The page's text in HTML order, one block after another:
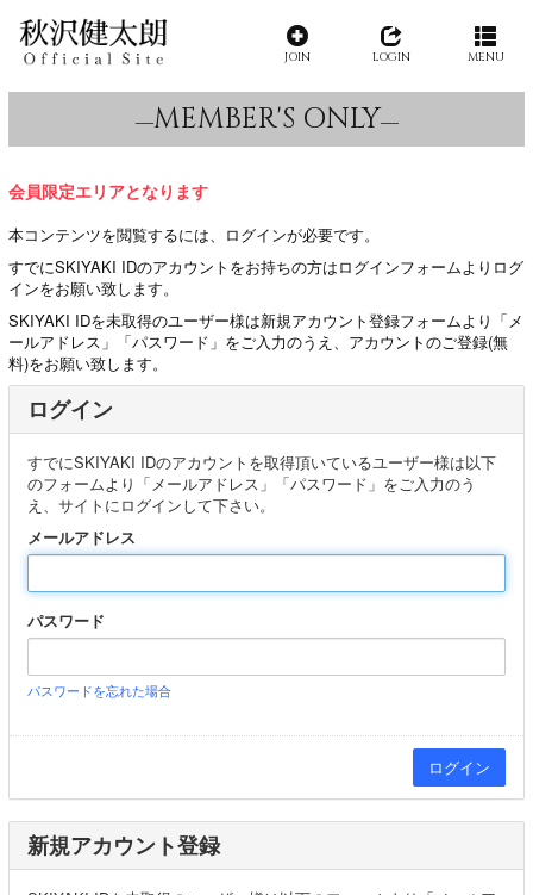
JOIN LOGIN MENU
MEMBER'S ONLY
会員限定エリアとなります
本コンテンツを閲覧するには、ログインが必要です。
すでにSKIYAKI IDのアカウントをお持ちの方はログインフォームよりログ
インをお願い致します。
SKIYAKI IDを未取得のユーザー様は新規アカウント登録フォームより「メ
ールアドレス」「パスワード」をご入力のうえ、アカウントのご登録(無
料)をお願い致します。
ログイン
すでにSKIYAKI IDのアカウントを取得頂いているユーザー様は以下
のフォームより「メールアドレス」「パスワード」をご入力のう
え、サイトにログインして下さい。
メールアドレス
パスワード
パスワードを忘れた場合
新規アカウント登録